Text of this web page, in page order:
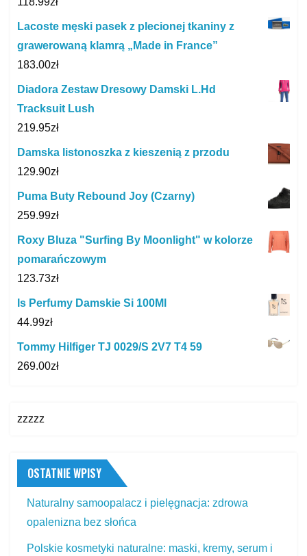
Lacoste męski pasek z plecionej tkaniny z
grawerowaną klamrą „Made in France”
183.00zł
Diadora Zestaw Dresowy Damski L.Hd
Tracksuit Lush
219.95zł
Damska listonoszka z kieszenią z przodu
129.90zł
Puma Buty Rebound Joy (Czarny)
259.99zł
Roxy Bluza "Surfing By Moonlight" w kolorze
pomarańczowym
123.73zł
Is Perfumy Damskie Si 100Ml
44.99zł
Tommy Hilfiger TJ 0029/S 2V7 T4 59
269.00zł
zzzzz
OSTATNIE WPISY
Naturalny samoopalacz i pielęgnacja: zdrowa
opalenizna bez słońca
Polskie kosmetyki naturalne: maski, kremy, serum i